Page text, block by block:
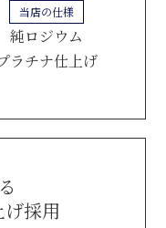
当店の仕様
純ロジウム
ラチナ仕上げ
採用